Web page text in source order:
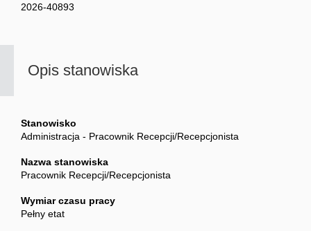
Opis stanowiska
Stanowisko
Administracja - Pracownik Recepcji/Recepcjonista
Nazwa stanowiska
Pracownik Recepcji/Recepcjonista
Wymiar czasu pracy
Pełny etat
2026-40893